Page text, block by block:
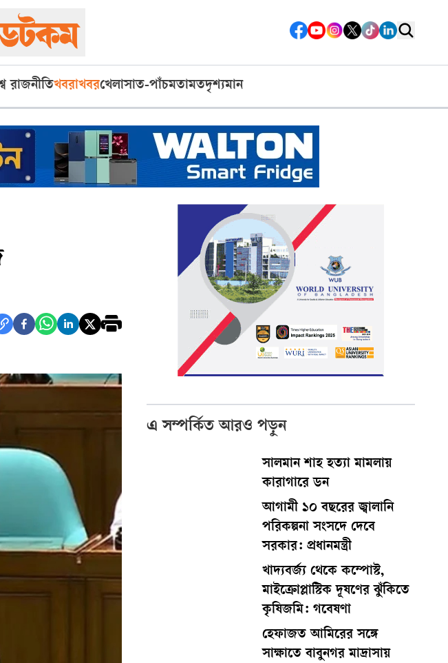
রাজনীতিখবরাখবরখেলাসাত-পাঁচমতামতদৃশ্যমান
এ সম্পর্কিত আরও পড়ুন
সালমান শাহ হত্যা মামলায়
কারাগারে ডন
আগামী ১০ বছরের জ্বালানি
পরিকল্পনা সংসদে দেবে
সরকার: প্রধানমন্ত্রী
খাদ্যবর্জ্য থেকে কম্পোস্ট,
মাইক্রোপ্লাস্টিক দূষণের ঝুঁকিতে
কৃষিজমি: গবেষণা
হেফাজত আমিরের সঙ্গে
সাক্ষাতে বাবুনগর মাদ্রাসায়